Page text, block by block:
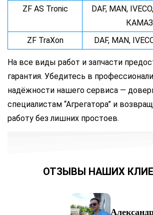
ZF AS Tronic
DAF, MAN,
ZF TraXon
DAF, MAN,
На все виды работ и запчасти
гарантия. Убедитесь в
надёжности нашего сервиса —
специалистам “Агрегатора” и
работу без лишних простоев.
ОТЗЫВЫ НАШИХ